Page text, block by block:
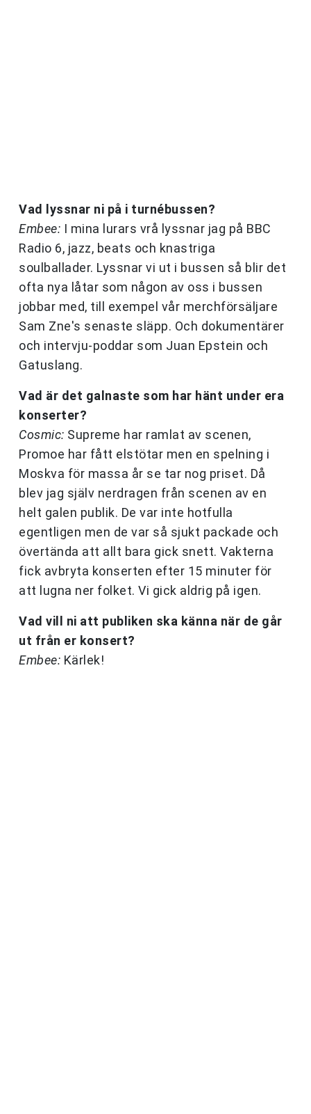
Vad lyssnar ni på i turnébussen?
Embee: I mina lurars vrå lyssnar jag på BBC
Radio 6, jazz, beats och knastriga
soulballader. Lyssnar vi ut i bussen så blir det
ofta nya låtar som någon av oss i bussen
jobbar med, till exempel vår merchförsäljare
Sam Zne's senaste släpp. Och dokumentärer
och intervju-poddar som Juan Epstein och
Gatuslang.
Vad är det galnaste som har hänt under era
konserter?
Cosmic: Supreme har ramlat av scenen,
Promoe har fått elstötar men en spelning i
Moskva för massa år se tar nog priset. Då
blev jag själv nerdragen från scenen av en
helt galen publik. De var inte hotfulla
egentligen men de var så sjukt packade och
övertända att allt bara gick snett. Vakterna
fick avbryta konserten efter 15 minuter för
att lugna ner folket. Vi gick aldrig på igen.
Vad vill ni att publiken ska känna när de går
ut från er konsert?
Embee: Kärlek!